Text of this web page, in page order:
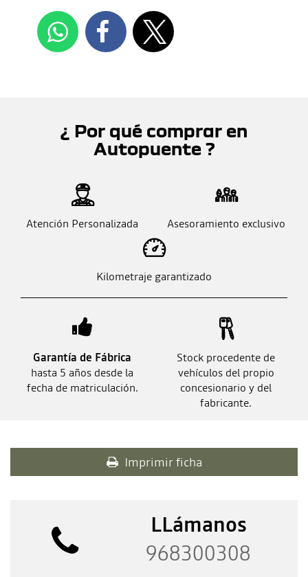
¿ Por qué comprar en
Autopuente ?
Atención Personalizada Asesoramiento exclusivo
Kilometraje garantizado
Garantía de Fábrica
hasta 5 años desde la
fecha de matriculación.
Stock procedente de
vehículos del propio
concesionario y del
fabricante.
Imprimir ficha
LLámanos
968300308